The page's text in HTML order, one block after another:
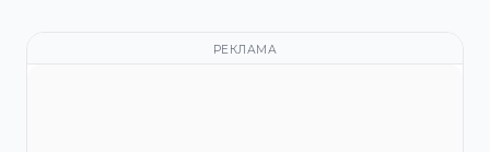
РЕКЛАМА